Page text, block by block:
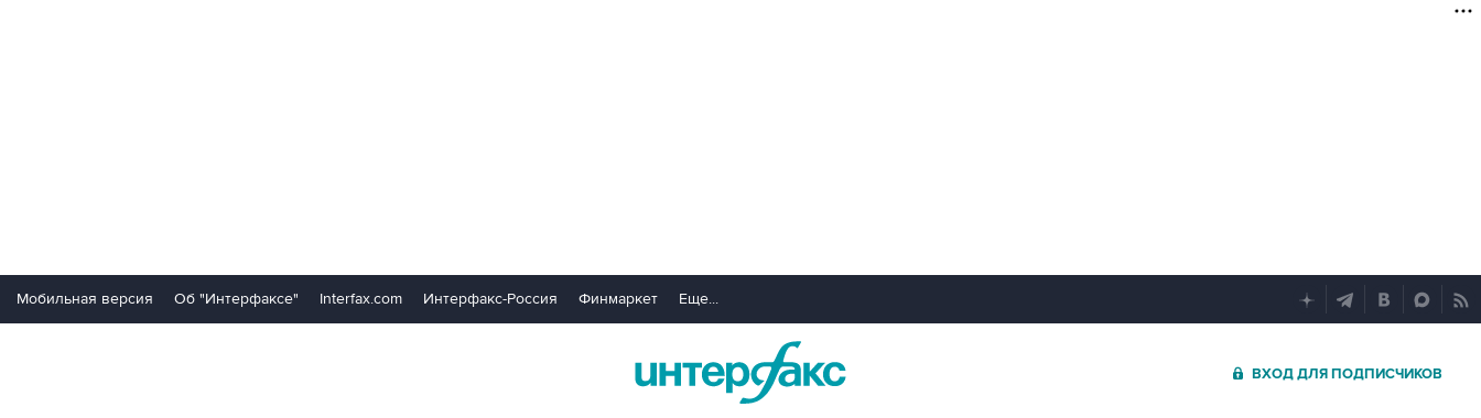
Мобильная версия Об "Интерфаксе" Interfax.com Интерфакс-Россия Финмаркет Еще...
ВХОД ДЛЯ ПОДПИСЧИКОВ